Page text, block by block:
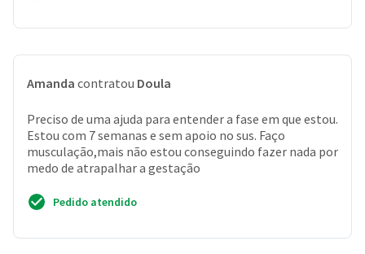
Amanda contratou Doula
Preciso de uma ajuda para entender a fase em que estou.
Estou com 7 semanas e sem apoio no sus. Faço
musculação,mais não estou conseguindo fazer nada por
medo de atrapalhar a gestação
Pedido atendido